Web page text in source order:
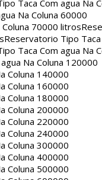
Taca Com agua Na
Na Coluna 60000
70000 litros
Reservatorio Tipo Taca
Taca Com agua Na
Na Coluna 120000
Coluna 140000
Coluna 160000
Coluna 180000
Coluna 200000
Coluna 220000
Coluna 240000
Coluna 300000
Coluna 400000
Coluna 500000